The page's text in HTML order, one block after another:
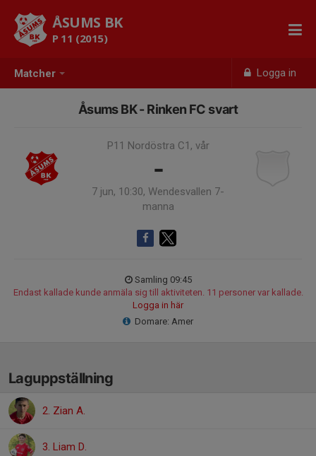
Matcher Logga in
ÅSUMS BK
P 11 (2015)
Åsums BK - Rinken FC svart
P11 Nordöstra C1, vår
-
7 jun, 10:30, Wendesvallen 7-
manna
Samling 09:45
Endast kallade kunde anmäla sig till aktiviteten. 11 personer var kallade.
Logga in här
Domare: Amer
Laguppställning
2. Zian A.
3. Liam D.